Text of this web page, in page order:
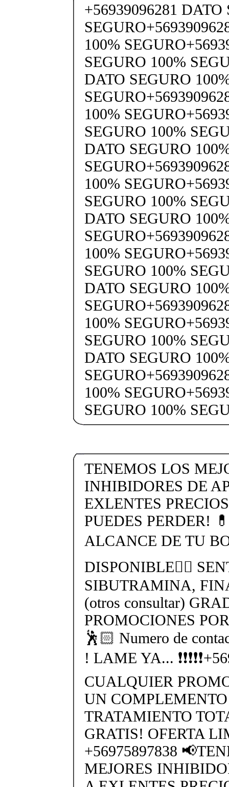
+56939096281 DATO
100%
SEGURO 100%
DATO SEGURO
100%
SEGURO 100%
DATO SEGURO
100%
SEGURO 100%
DATO SEGURO
100%
SEGURO 100%
DATO SEGURO
100%
SEGURO 100%
DATO SEGURO
100%
SEGURO 100%
TENEMOS LOS
INHIBIDORES DE
EXLENTES
PUEDES PERDER!
ALCANCE DE TU
DISPONIBLE👉🏻
SIBUTRAMINA,
(otros consultar)
PROMOCIONES
🕺🏻 Numero de
! LAME YA...
CUALQUIER
UN
TRATAMIENTO
GRATIS! OFERTA
+56975897838
MEJORES